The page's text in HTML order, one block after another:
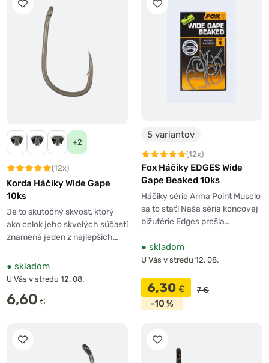
+2
(12x)
Korda Háčiky Wide Gape
10ks
Je to skutočný skvost, ktorý
ako celok jeho skvelých súčastí
znamená jeden z najlepších…
● skladom
U Vás v stredu 12. 08.
6,60 €
5 variantov
(12x)
Fox Háčiky EDGES Wide
Gape Beaked 10ks
Háčiky série Arma Point Muselo
sa to stať! Naša séria koncovej
bižutérie Edges prešla…
● skladom
U Vás v stredu 12. 08.
6,30 € 7 €
-10 %